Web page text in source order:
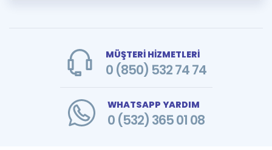
MÜŞTERİ HİZMETLERİ
0 (850) 532 74 74
WHATSAPP YARDIM
0 (532) 365 01 08